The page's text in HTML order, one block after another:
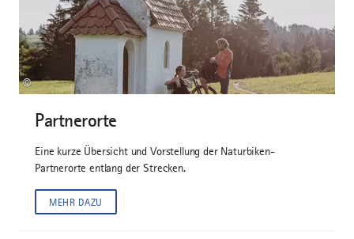
©
Partnerorte
Eine kurze Übersicht und Vorstellung der Naturbiken-
Partnerorte entlang der Strecken.
MEHR DAZU